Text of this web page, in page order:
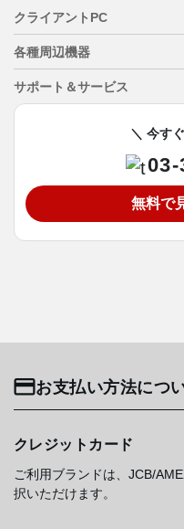
クライアントPC
各種周辺機器
サポート＆サービス
＼ 今す
03-
無料で
お支払い方法につ
クレジットカード
ご利用ブランドは、JCB/
択いただけます。